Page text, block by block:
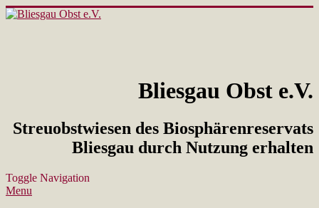
Bliesgau Obst e.V.
Streuobstwiesen des Biosphärenreservats
Bliesgau durch Nutzung erhalten
Toggle Navigation
Menu